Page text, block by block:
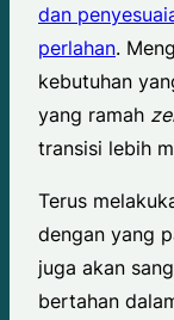
dan
perlahan.
kebutuhan
yang ramah
transisi lebih
Terus
dengan yang
juga akan
bertahan